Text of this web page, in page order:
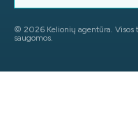
© 2026 Kelionių agentūra. Visos
saugomos.